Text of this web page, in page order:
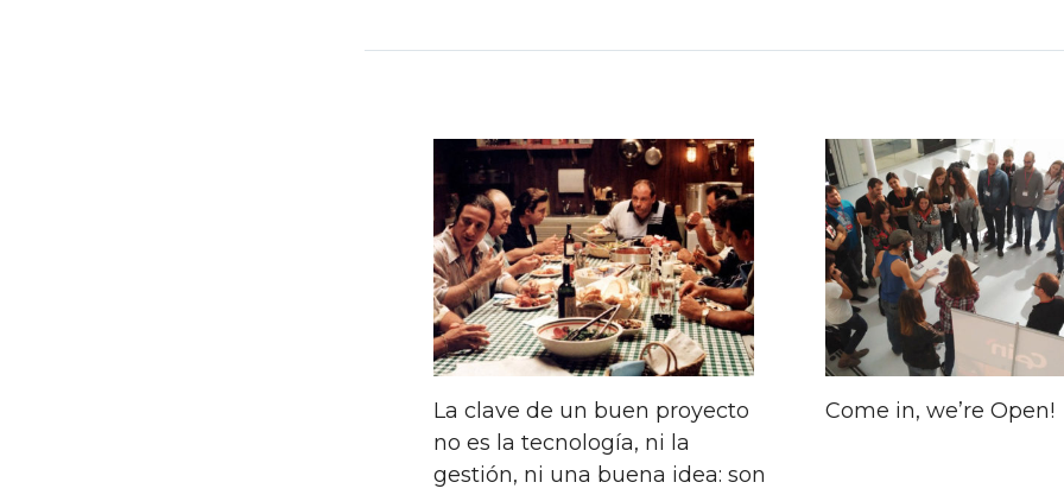
Navegación
de
entradas
La clave de un buen proyecto
no es la tecnología, ni la
gestión, ni una buena idea: son
Come in, we’re Open!